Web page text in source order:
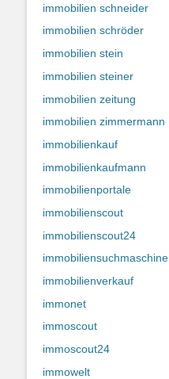
immobilien schneider
immobilien schröder
immobilien stein
immobilien steiner
immobilien zeitung
immobilien zimmermann
immobilienkauf
immobilienkaufmann
immobilienportale
immobilienscout
immobilienscout24
immobiliensuchmaschine
immobilienverkauf
immonet
immoscout
immoscout24
immowelt